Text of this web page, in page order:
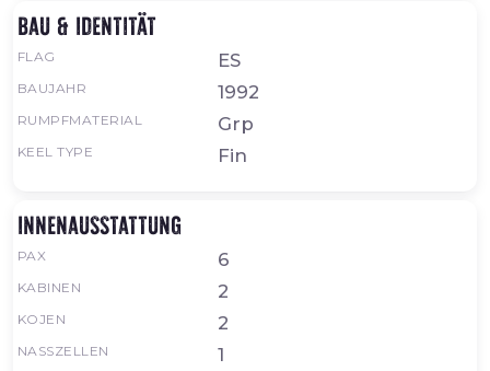
Bau & Identität
FLAG ES
BAUJAHR 1992
RUMPFMATERIAL Grp
KEEL TYPE Fin
Innenausstattung
PAX 6
KABINEN 2
KOJEN 2
NASSZELLEN 1